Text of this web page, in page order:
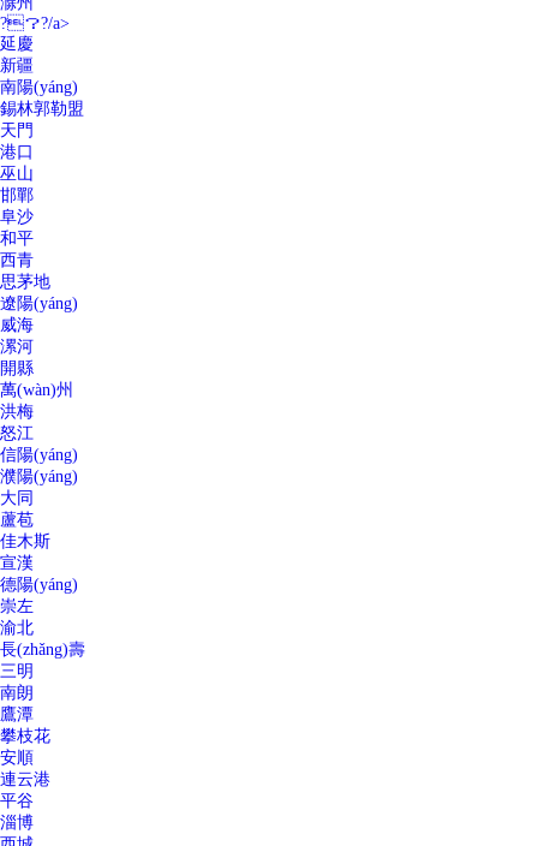
?？?/a>
延慶
新疆
南陽(yáng)
錫林郭勒盟
天門
港口
巫山
邯鄲
阜沙
和平
西青
思茅地
遼陽(yáng)
威海
漯河
開縣
萬(wàn)州
洪梅
怒江
信陽(yáng)
濮陽(yáng)
大同
蘆苞
佳木斯
宣漢
德陽(yáng)
崇左
渝北
長(zhǎng)壽
三明
南朗
鷹潭
攀枝花
安順
連云港
平谷
淄博